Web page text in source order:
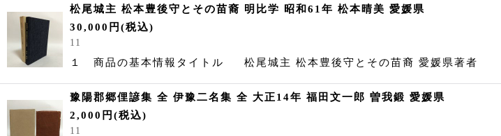
松尾城主 松本豊後守とその苗裔 明比学 昭和61年 松本晴美 愛媛県
30,000 円 (税込)
11
１ 商品の基本情報タイトル 松尾城主 松本豊後守とその苗裔 愛媛県
豫陽郡郷俚諺集 全 伊豫二名集 全 大正14年 福田文一郎 曽我鍛 愛媛県
2,000 円 (税込)
11